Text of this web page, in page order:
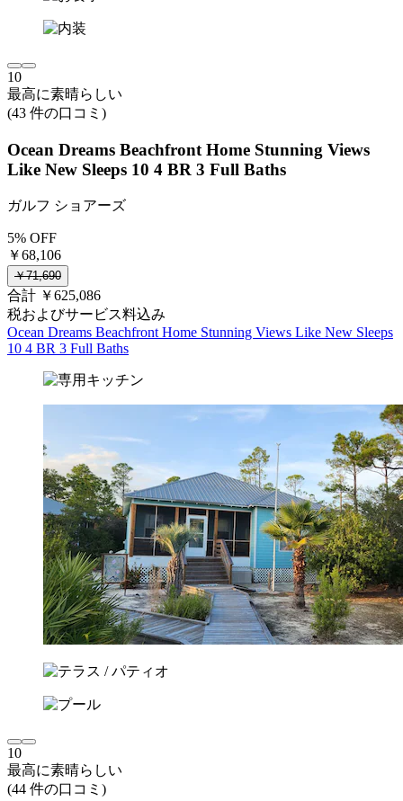
10
最高に素晴らしい
(43 件の口コミ)
Ocean Dreams Beachfront Home Stunning Views
Like New Sleeps 10 4 BR 3 Full Baths
ガルフ ショアーズ
5% OFF
￥68,106
￥71,690
合計 ￥625,086
税およびサービス料込み
Ocean Dreams Beachfront Home Stunning Views Like New Sleeps
10 4 BR 3 Full Baths
10
最高に素晴らしい
(44 件の口コミ)